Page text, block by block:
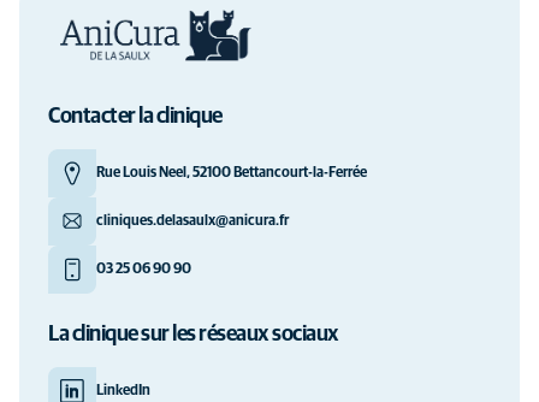
Contacter la clinique
Rue Louis Neel, 52100 Bettancourt-la-Ferrée
cliniques.delasaulx@anicura.fr
03 25 06 90 90
La clinique sur les réseaux sociaux
LinkedIn